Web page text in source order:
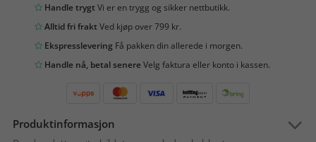
Handle trygtVi er en trygg og sikker nettbutikk.
Alltid fri fraktVed kjøp over 799 kr.
Ekspresslevering Få pakken din allerede i morgen.
Handle nå, betal senereVelg faktura eller konto i kassen.
Produktinformasjon